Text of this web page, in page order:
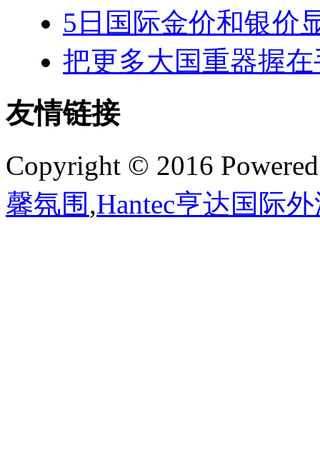
5日国际金价和银价
把更多大国重器握
友情链接
Copyright © 2016
馨氛围 ,Hantec亨达国际